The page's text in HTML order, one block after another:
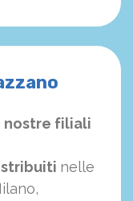
nostre filiali
nelle